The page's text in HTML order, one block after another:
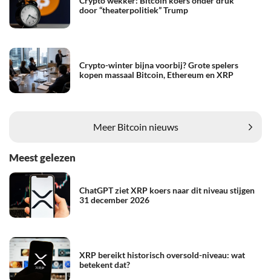
door “theaterpolitiek” Trump
Crypto-winter bijna voorbij? Grote spelers
kopen massaal Bitcoin, Ethereum en XRP
Meer Bitcoin nieuws
Meest gelezen
ChatGPT ziet XRP koers naar dit niveau stijgen
31 december 2026
XRP bereikt historisch oversold-niveau: wat
betekent dat?